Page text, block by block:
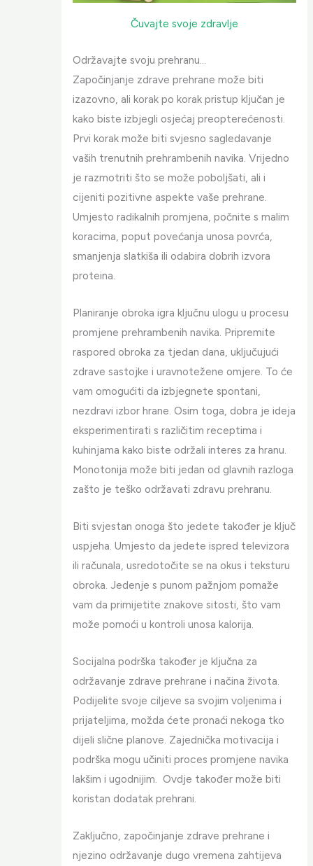
Čuvajte svoje zdravlje
Održavajte svoju prehranu…
Započinjanje zdrave prehrane može biti
izazovno, ali korak po korak pristup ključan je
kako biste izbjegli osjećaj preopterećenosti.
Prvi korak može biti svjesno sagledavanje
vaših trenutnih prehrambenih navika. Vrijedno
je razmotriti što se može poboljšati, ali i
cijeniti pozitivne aspekte vaše prehrane.
Umjesto radikalnih promjena, počnite s malim
koracima, poput povećanja unosa povrća,
smanjenja slatkiša ili odabira dobrih izvora
proteina.
Planiranje obroka igra ključnu ulogu u procesu
promjene prehrambenih navika. Pripremite
raspored obroka za tjedan dana, uključujući
zdrave sastojke i uravnotežene omjere. To će
vam omogućiti da izbjegnete spontani,
nezdravi izbor hrane. Osim toga, dobra je ideja
eksperimentirati s različitim receptima i
kuhinjama kako biste održali interes za hranu.
Monotonija može biti jedan od glavnih razloga
zašto je teško održavati zdravu prehranu.
Biti svjestan onoga što jedete također je ključ
uspjeha. Umjesto da jedete ispred televizora
ili računala, usredotočite se na okus i teksturu
obroka. Jedenje s punom pažnjom pomaže
vam da primijetite znakove sitosti, što vam
može pomoći u kontroli unosa kalorija.
Socijalna podrška također je ključna za
održavanje zdrave prehrane i načina života.
Podijelite svoje ciljeve sa svojim voljenima i
prijateljima, možda ćete pronaći nekoga tko
dijeli slične planove. Zajednička motivacija i
podrška mogu učiniti proces promjene navika
lakšim i ugodnijim. Ovdje također može biti
koristan dodatak prehrani.
Zaključno, započinjanje zdrave prehrane i
njezino održavanje dugo vremena zahtijeva